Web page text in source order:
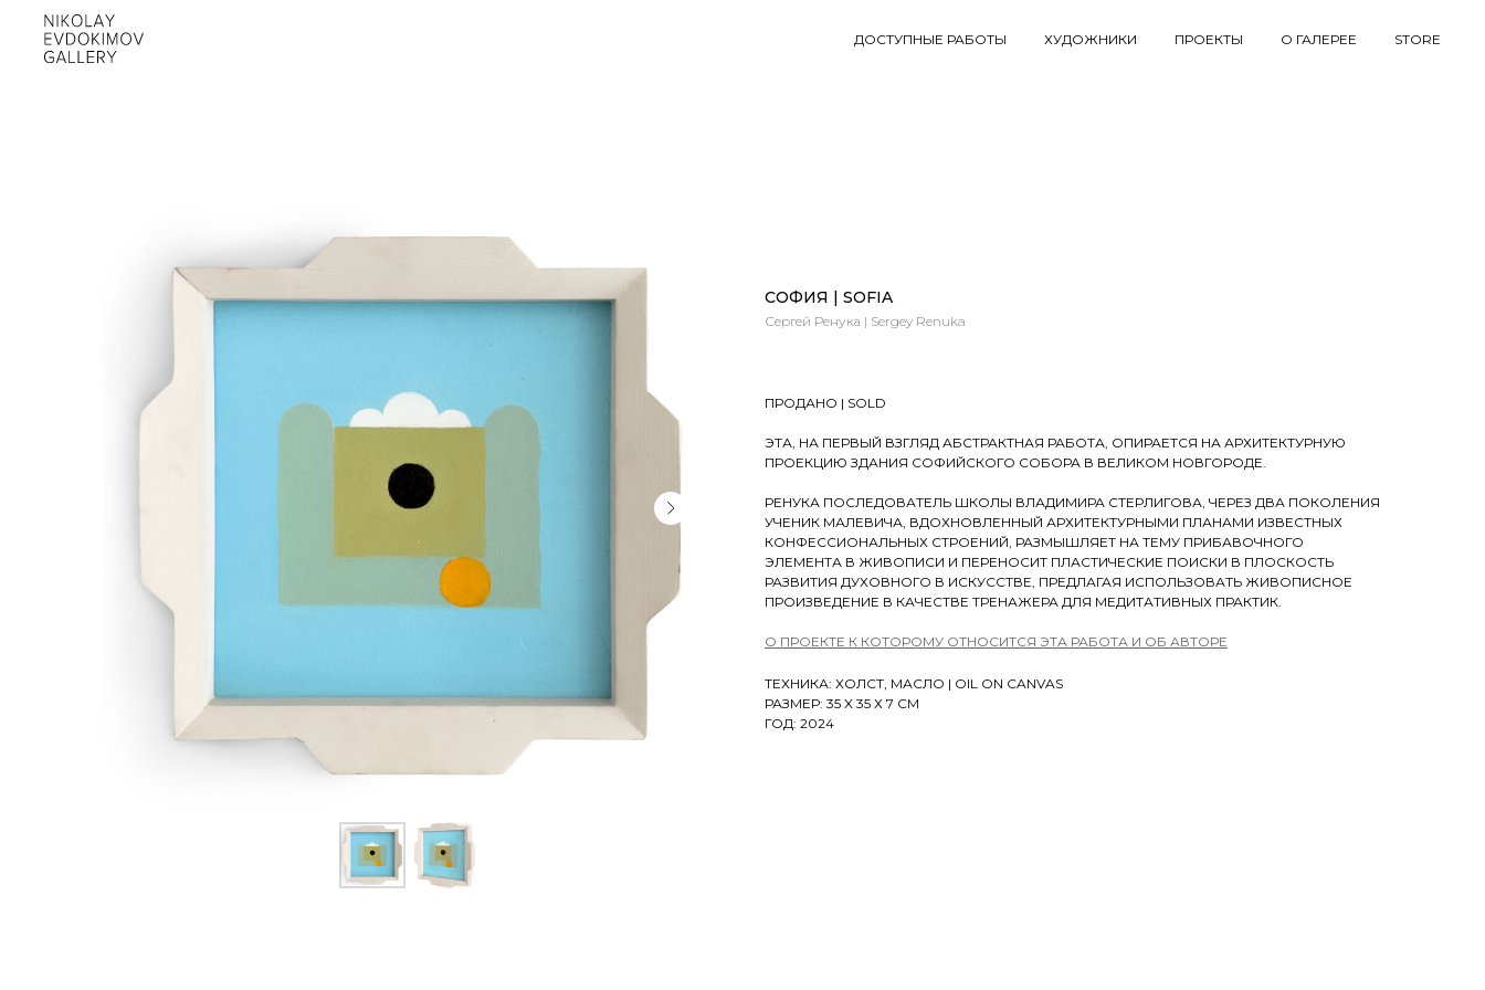
ДОСТУПНЫЕ РАБОТЫ ХУДОЖНИКИ ПРОЕКТЫ О ГАЛЕРЕЕ STORE
СОФИЯ | SOFIA
Сергей Ренука | Sergey Renuka
ПРОДАНО | SOLD
ЭТА, НА ПЕРВЫЙ ВЗГЛЯД АБСТРАКТНАЯ РАБОТА, ОПИРАЕТСЯ НА АРХИТЕКТУРНУЮ
ПРОЕКЦИЮ ЗДАНИЯ СОФИЙСКОГО СОБОРА В ВЕЛИКОМ НОВГОРОДЕ.
РЕНУКА ПОСЛЕДОВАТЕЛЬ ШКОЛЫ ВЛАДИМИРА СТЕРЛИГОВА, ЧЕРЕЗ ДВА ПОКОЛЕНИЯ
УЧЕНИК МАЛЕВИЧА, ВДОХНОВЛЕННЫЙ АРХИТЕКТУРНЫМИ ПЛАНАМИ ИЗВЕСТНЫХ
КОНФЕССИОНАЛЬНЫХ СТРОЕНИЙ, РАЗМЫШЛЯЕТ НА ТЕМУ ПРИБАВОЧНОГО
ЭЛЕМЕНТА В ЖИВОПИСИ И ПЕРЕНОСИТ ПЛАСТИЧЕСКИЕ ПОИСКИ В ПЛОСКОСТЬ
РАЗВИТИЯ ДУХОВНОГО В ИСКУССТВЕ, ПРЕДЛАГАЯ ИСПОЛЬЗОВАТЬ ЖИВОПИСНОЕ
ПРОИЗВЕДЕНИЕ В КАЧЕСТВЕ ТРЕНАЖЕРА ДЛЯ МЕДИТАТИВНЫХ ПРАКТИК.
О ПРОЕКТЕ К КОТОРОМУ ОТНОСИТСЯ ЭТА РАБОТА И ОБ АВТОРЕ
ТЕХНИКА: ХОЛСТ, МАСЛО | OIL ON CANVAS
РАЗМЕР: 35 X 35 Х 7 СМ
ГОД: 2024